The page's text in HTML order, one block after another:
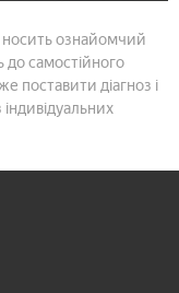
носить ознайомчий
до самостійного
поставити діагноз і